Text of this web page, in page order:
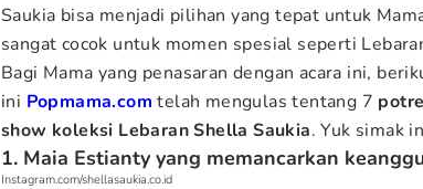
Saukia bisa menjadi pilihan yang tepat untuk
sangat cocok untuk momen spesial seperti
Bagi Mama yang penasaran dengan acara ini,
ini Popmama.com telah mengulas tentang 7
show koleksi Lebaran Shella Saukia. Yuk simak
1. Maia Estianty yang memancarkan
Instagram.com/shellasaukia.co.id